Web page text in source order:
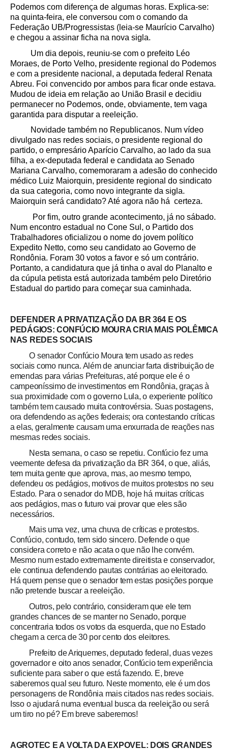
Podemos com diferença de algumas horas. Explica-se:
na quinta-feira, ele conversou com o comando da
Federação UB/Progressistas (leia-se Maurício Carvalho)
e chegou a assinar ficha na nova sigla.
Um dia depois, reuniu-se com o prefeito Léo
Moraes, de Porto Velho, presidente regional do Podemos
e com a presidente nacional, a deputada federal Renata
Abreu. Foi convencido por ambos para ficar onde estava.
Mudou de ideia em relação ao União Brasil e decidiu
permanecer no Podemos, onde, obviamente, tem vaga
garantida para disputar a reeleição.
Novidade também no Republicanos. Num vídeo
divulgado nas redes sociais, o presidente regional do
partido, o empresário Aparício Carvalho, ao lado da sua
filha, a ex-deputada federal e candidata ao Senado
Mariana Carvalho, comemoraram a adesão do conhecido
médico Luiz Maiorquin, presidente regional do sindicato
da sua categoria, como novo integrante da sigla.
Maiorquin será candidato? Até agora não há certeza.
Por fim, outro grande acontecimento, já no sábado.
Num encontro estadual no Cone Sul, o Partido dos
Trabalhadores oficializou o nome do jovem político
Expedito Netto, como seu candidato ao Governo de
Rondônia. Foram 30 votos a favor e só um contrário.
Portanto, a candidatura que já tinha o aval do Planalto e
da cúpula petista está autorizada também pelo Diretório
Estadual do partido para começar sua caminhada.
DEFENDER A PRIVATIZAÇÃO DA BR 364 E OS
PEDÁGIOS: CONFÚCIO MOURA CRIA MAIS POLÊMICA
NAS REDES SOCIAIS
O senador Confúcio Moura tem usado as redes
sociais como nunca. Além de anunciar farta distribuição de
emendas para várias Prefeituras, até porque ele é o
campeoníssimo de investimentos em Rondônia, graças à
sua proximidade com o governo Lula, o experiente político
também tem causado muita controvérsia. Suas postagens,
ora defendendo as ações federais; ora contestando críticas
a elas, geralmente causam uma enxurrada de reações nas
mesmas redes sociais.
Nesta semana, o caso se repetiu. Confúcio fez uma
veemente defesa da privatização da BR 364, o que, aliás,
tem muita gente que aprova, mas, ao mesmo tempo,
defendeu os pedágios, motivos de muitos protestos no seu
Estado. Para o senador do MDB, hoje há muitas críticas
aos pedágios, mas o futuro vai provar que eles são
necessários.
Mais uma vez, uma chuva de críticas e protestos.
Confúcio, contudo, tem sido sincero. Defende o que
considera correto e não acata o que não lhe convém.
Mesmo num estado extremamente direitista e conservador,
ele continua defendendo pautas contrárias ao eleitorado.
Há quem pense que o senador tem estas posições porque
não pretende buscar a reeleição.
Outros, pelo contrário, consideram que ele tem
grandes chances de se manter no Senado, porque
concentraria todos os votos da esquerda, que no Estado
chegam a cerca de 30 por cento dos eleitores.
Prefeito de Ariquemes, deputado federal, duas vezes
governador e oito anos senador, Confúcio tem experiência
suficiente para saber o que está fazendo. E, breve
saberemos qual seu futuro. Neste momento, ele é um dos
personagens de Rondônia mais citados nas redes sociais.
Isso o ajudará numa eventual busca da reeleição ou será
um tiro no pé? Em breve saberemos!
AGROTEC E A VOLTA DA EXPOVEL: DOIS GRANDES